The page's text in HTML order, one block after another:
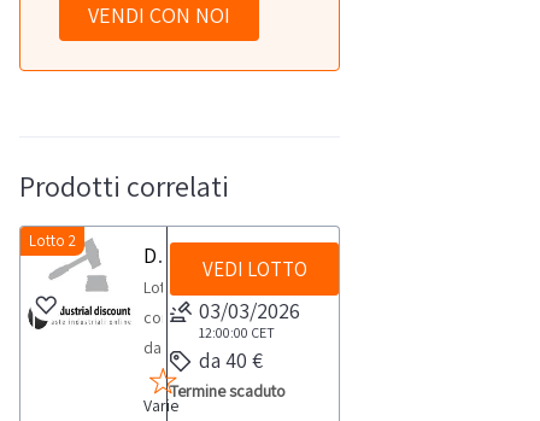
VENDI CON NOI
Prodotti correlati
Lotto 2
Dispenser e igienizzanti
Lotto
composto
da:-
Dispenser
Automat.
Varie
VEDI LOTTO
03/03/2026
12:00:00 CET
da 40 €
Termine scaduto